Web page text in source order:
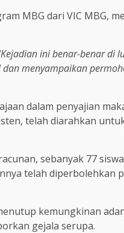
MBG dari VIC MBG,
ini benar-benar di
dan menyampaikan
dalam penyajian
telah diarahkan
sebanyak 77
telah diperbolehkan
kemungkinan
gejala serupa.